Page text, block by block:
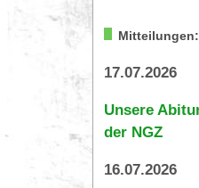
Mitteilungen:
17.07.2026
Unsere
der NGZ
16.07.2026